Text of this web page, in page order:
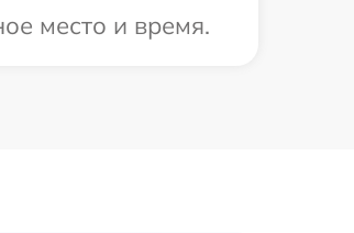
место и время.